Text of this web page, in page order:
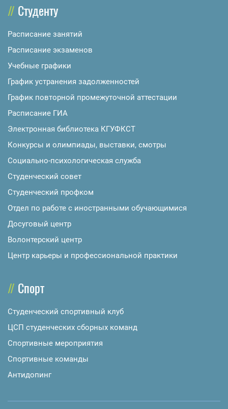
Студенту
Расписание занятий
Расписание экзаменов
Учебные графики
График устранения задолженностей
График повторной промежуточной аттестации
Расписание ГИА
Электронная библиотека КГУФКСТ
Конкурсы и олимпиады, выставки, смотры
Социально-психологическая служба
Студенческий совет
Студенческий профком
Отдел по работе с иностранными обучающимися
Досуговый центр
Волонтерский центр
Центр карьеры и профессиональной практики
Спорт
Студенческий спортивный клуб
ЦСП студенческих сборных команд
Спортивные мероприятия
Спортивные команды
Антидопинг